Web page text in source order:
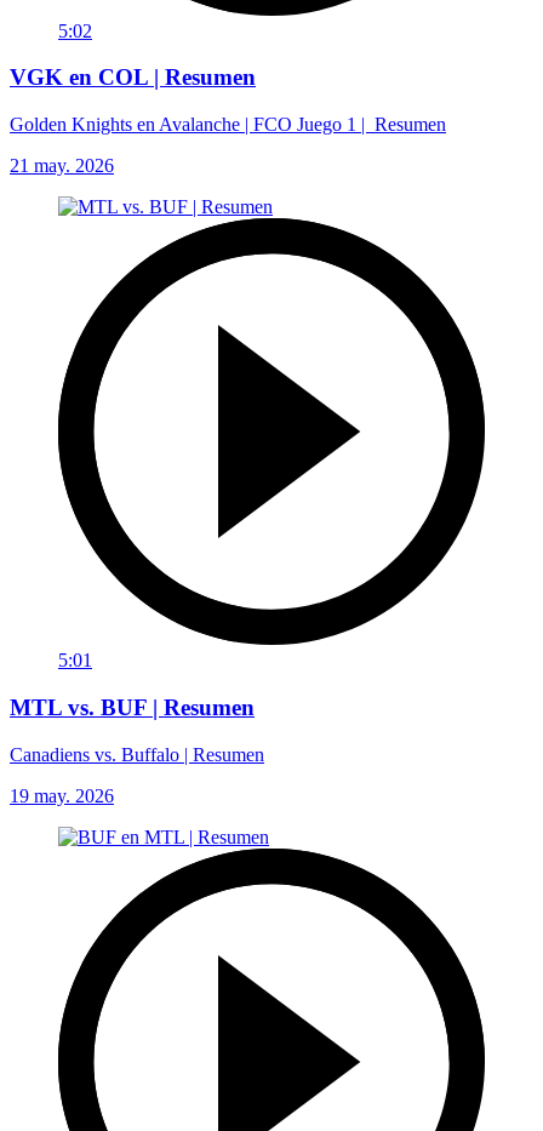
5:02
VGK en COL | Resumen
Golden Knights en Avalanche | FCO Juego 1 | Resumen
21 may. 2026
5:01
MTL vs. BUF | Resumen
Canadiens vs. Buffalo | Resumen
19 may. 2026